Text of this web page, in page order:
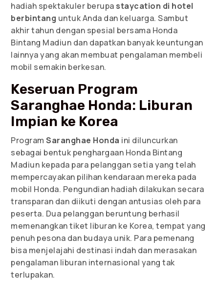
hadiah spektakuler berupa staycation di hotel
berbintang untuk Anda dan keluarga. Sambut
akhir tahun dengan spesial bersama Honda
Bintang Madiun dan dapatkan banyak keuntungan
lainnya yang akan membuat pengalaman membeli
mobil semakin berkesan.
Keseruan Program
Saranghae Honda: Liburan
Impian ke Korea
ProgramSaranghae Honda ini diluncurkan
sebagai bentuk penghargaan Honda Bintang
Madiun kepada para pelanggan setia yang telah
mempercayakan pilihan kendaraan mereka pada
mobil Honda. Pengundian hadiah dilakukan secara
transparan dan diikuti dengan antusias oleh para
peserta. Dua pelanggan beruntung berhasil
memenangkan tiket liburan ke Korea, tempat yang
penuh pesona dan budaya unik. Para pemenang
bisa menjelajahi destinasi indah dan merasakan
pengalaman liburan internasional yang tak
terlupakan.